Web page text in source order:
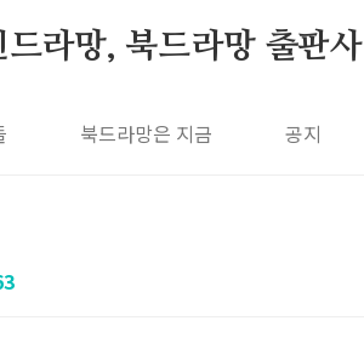
라망, 북드라망 출판사
북드라망은 지금 공지